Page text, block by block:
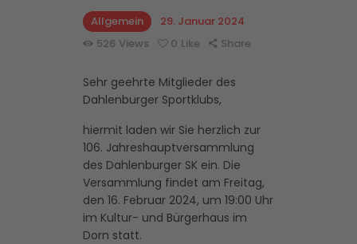
Allgemein
29. Januar 2024
526 Views 0 Like Share
Sehr geehrte Mitglieder des
Dahlenburger Sportklubs,
hiermit laden wir Sie herzlich zur
106. Jahreshauptversammlung
des Dahlenburger SK ein. Die
Versammlung findet am Freitag,
den 16. Februar 2024, um 19:00 Uhr
im Kultur- und Bürgerhaus im
Dorn statt.